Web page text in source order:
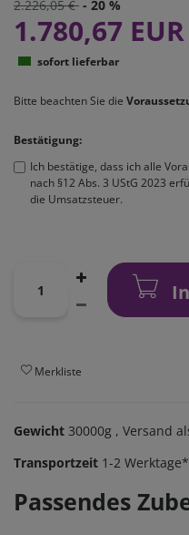
2.226,05 € - 20 %
1.780,67 EUR
sofort lieferbar
Bitte beachten Sie die
Bestätigung:
Ich bestätige, dass ich alle
nach §12 Abs. 3 UStG 2023
die Umsatzsteuer.
Merkliste
Gewicht 30000g , Versand
Transportzeit 1-2
Passendes